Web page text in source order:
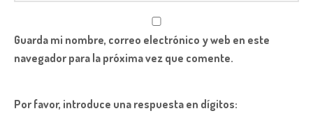
Guarda mi nombre, correo electrónico y web en este
navegador para la próxima vez que comente.
Por favor, introduce una respuesta en dígitos: